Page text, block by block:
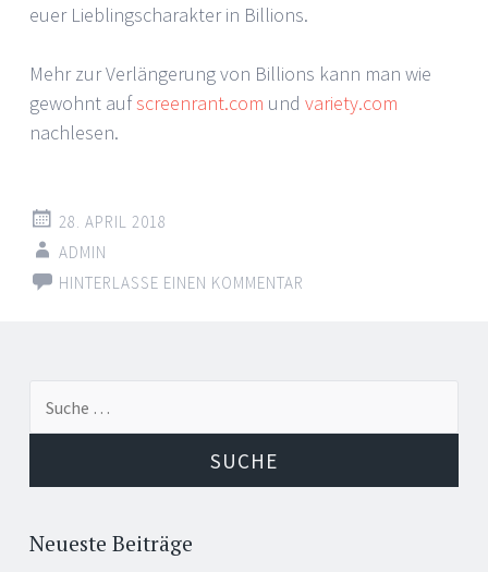
euer Lieblingscharakter in Billions.
Mehr zur Verlängerung von Billions kann man wie
gewohnt aufscreenrant.com und variety.com
nachlesen.
28. APRIL 2018
ADMIN
HINTERLASSE EINEN KOMMENTAR
Beitrags-
Navigation
Neueste Beiträge